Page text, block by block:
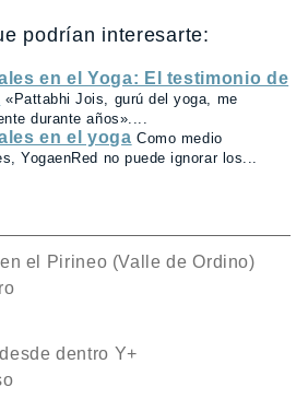
podrían interesarte:
en el Yoga: El testimonio de
«Pattabhi Jois, gurú del yoga, me
durante años»....
en el yoga Como medio
YogaenRed no puede ignorar los...
el Pirineo (Valle de Ordino)
dentro Y+